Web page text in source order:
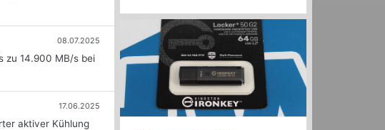
08.07.2025
zu 14.900 MB/s bei
17.06.2025
aktiver Kühlung